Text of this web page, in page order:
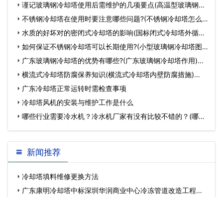
备好坏)…
谨记玻璃钢冷却塔使用后需维护的几项要点(高温型玻璃钢冷
却塔型号)…
不锈钢冷却塔在使用时要注意哪些问题?(不锈钢冷却塔怎么
选)…
水质的好坏对的密闭式冷却塔的影响(国标闭式冷却塔外循环
水质要求)…
如何保证不锈钢冷却塔可以长期使用?(小型玻璃钢冷却塔图
片)…广东玻璃钢冷却塔的优势有哪些?(广东玻璃钢冷却塔作用)…
横流式冷却塔防腐保养知识(横流式冷却塔内壁防腐措施)…
广东冷却塔正常运转时需检查事项
冷却塔风机的安装与维护工作是什么
哪些行业需要冷水机？冷水机厂家有没有比较不错的？(哪些
行业需要冷水机)…
新闻推荐
冷却塔填料维修更换方法
广东康明冷却塔中标深圳华润商业中心冷冻管道改造工程…